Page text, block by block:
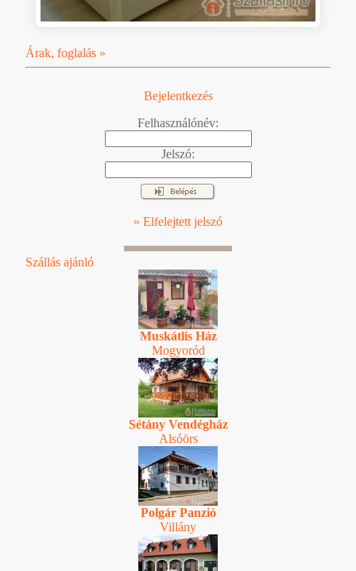
Árak, foglalás »
Bejelentkezés
Felhasználónév:
Jelszó:
» Elfelejtett jelszó
Szállás ajánló
Muskátlis Ház
Mogyoród
Sétány Vendégház
Alsóörs
Polgár Panzió
Villány